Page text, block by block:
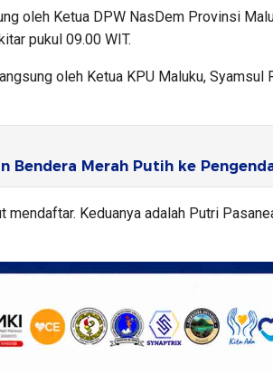
oleh Ketua DPW NasDem Provinsi
pukul 09.00 WIT.
oleh Ketua KPU Maluku, Syamsul
Bendera Merah Putih ke
mendaftar. Keduanya adalah Putri